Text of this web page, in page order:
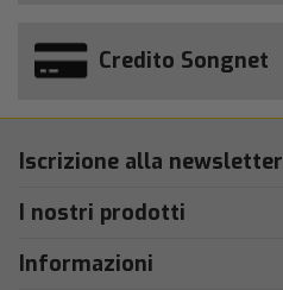
Credito Songnet
Iscrizione alla newsletter
I nostri prodotti
Informazioni